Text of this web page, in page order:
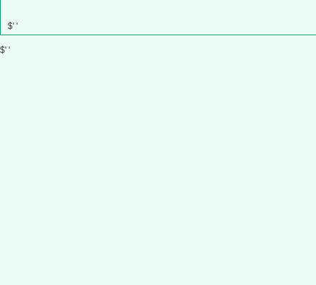
$' '
$' '